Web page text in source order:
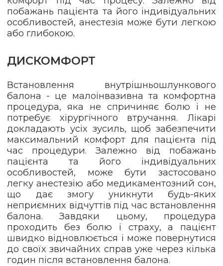
побажань пацієнта та його індивідуальних
особливостей, анестезія може бути легкою
або глибокою.
ДИСКОМФОРТ
Встановлення внутрішньошлункового
балона - це малоінвазивна та комфортна
процедура, яка не спричиняє болю і не
потребує хірургічного втручання. Лікарі
докладають усіх зусиль, щоб забезпечити
максимальний комфорт для пацієнта під
час процедури. Залежно від побажань
пацієнта та його індивідуальних
особливостей, може бути застосовано
легку анестезію або медикаментозний сон,
що дає змогу уникнути будь-яких
неприємних відчуттів під час встановлення
балона. Завдяки цьому, процедура
проходить без болю і страху, а пацієнт
швидко відновлюється і може повернутися
до своїх звичайних справ уже через кілька
годин після встановлення балона.